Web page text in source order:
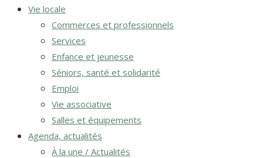
Vie locale
Commerces et professionnels
Services
Enfance et jeunesse
Séniors, santé et solidarité
Emploi
Vie associative
Salles et équipements
Agenda, actualités
À la une / Actualités